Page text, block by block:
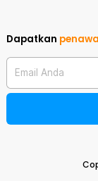
Dapatkan
Email Anda